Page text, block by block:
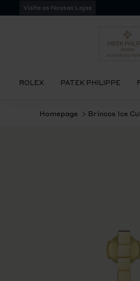
para
Visite as Nossas Lojas
ROLEX PATEK PHILIPPE
Homepage Brincos Ice